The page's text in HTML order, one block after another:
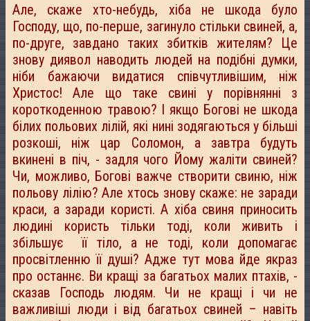
Але, скаже хто-небудь, хіба не шкода було
Господу, що, по-перше, загинуло стільки свиней, а,
по-друге, завдано таких збитків жителям? Це
знову диявол наводить людей на подібні думки,
ніби бажаючи видатися співчутливішим, ніж
Христос! Але що таке свині у порівнянні з
короткоденною травою? І якщо Богові не шкода
білих польових лілій, які нині зодягаються у більші
розкоші, ніж цар Соломон, а завтра будуть
вкинені в піч, - задля чого Йому жаліти свиней?
Чи, можливо, Богові важче створити свиню, ніж
польову лілію? Але хтось знову скаже: не заради
краси, а заради користі. А хіба свиня приносить
людині користь тільки тоді, коли живить і
збільшує її тіло, а не тоді, коли допомагає
просвітленню її душі? Адже тут мова йде якраз
про останнє. Ви кращі за багатьох малих птахів, -
сказав Господь людям. Чи не кращі і чи не
важливіші люди і від багатьох свиней – навіть